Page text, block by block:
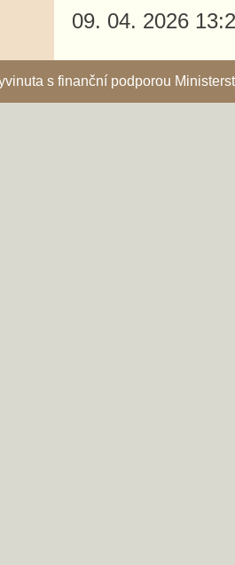
09. 04. 2026
s finanční podporou